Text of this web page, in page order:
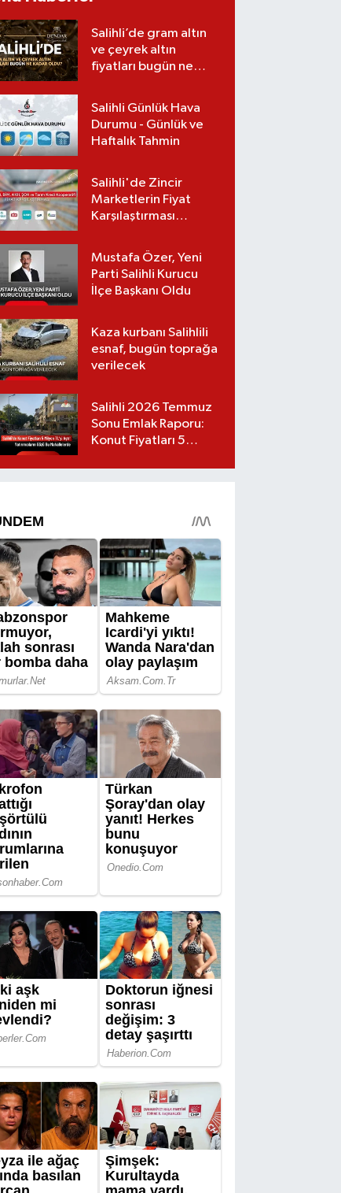
Salihli’de gram altın
ve çeyrek altın
fiyatları bugün ne
(08.08.2026)
Salihli Günlük Hava
Durumu - Günlük ve
Haftalık Tahmin
Salihli'de Zincir
Marketlerin Fiyat
Karşılaştırması
Mustafa Özer, Yeni
Parti Salihli Kurucu
İlçe Başkanı Oldu
Kaza kurbanı Salihlili
esnaf, bugün toprağa
verilecek
Salihli 2026 Temmuz
Sonu Emlak Raporu:
Konut Fiyatları 5